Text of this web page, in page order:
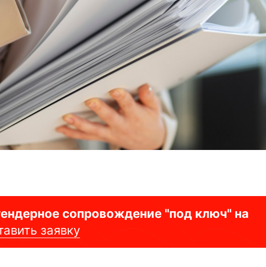
сопровождение "под ключ" на
заявку